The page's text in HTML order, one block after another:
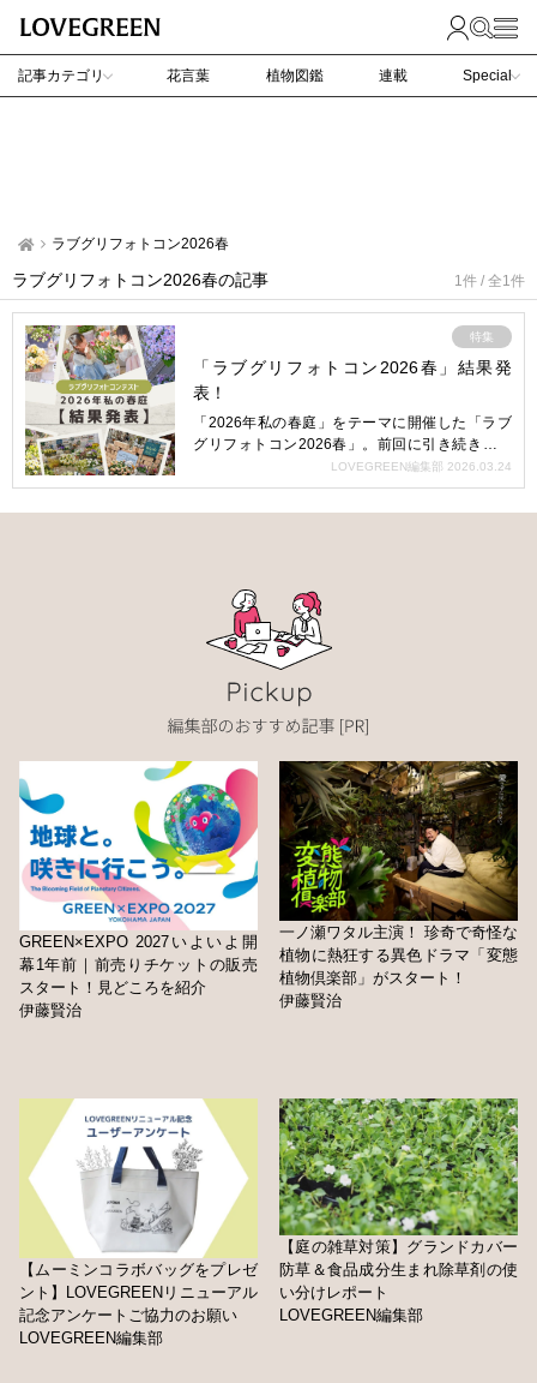
記事カテゴリ 花言葉 植物図鑑 連載 Special
ラブグリフォトコン2026春
ラブグリフォトコン2026春の記事 1件 / 全1件
特集
「ラブグリフォトコン2026春」結果発
表！
「2026年私の春庭」をテーマに開催した「ラブ
グリフォトコン2026春」。前回に引き続きたく
LOVEGREEN編集部 2026.03.24
GREEN×EXPO 2027いよいよ開
幕1年前｜前売りチケットの販売
スタート！見どころを紹介
伊藤賢治
一ノ瀬ワタル主演！ 珍奇で奇怪な
植物に熱狂する異色ドラマ「変態
植物倶楽部」がスタート！
伊藤賢治
【ムーミンコラボバッグをプレゼ
ント】LOVEGREENリニューアル
記念アンケートご協力のお願い
LOVEGREEN編集部
【庭の雑草対策】グランドカバー
防草＆食品成分生まれ除草剤の使
い分けレポート
LOVEGREEN編集部